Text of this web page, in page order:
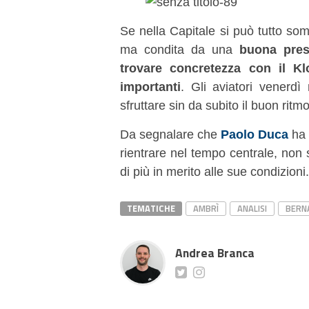
Se nella Capitale si può tutto
ma condita da una buona
trovare concretezza con il
importanti. Gli aviatori venerdì
sfruttare sin da subito il buon
Da segnalare che Paolo Duca ha
rientrare nel tempo centrale,
di più in merito alle sue condizioni.
TEMATICHE AMBRÌ ANALISI
Andrea Branca